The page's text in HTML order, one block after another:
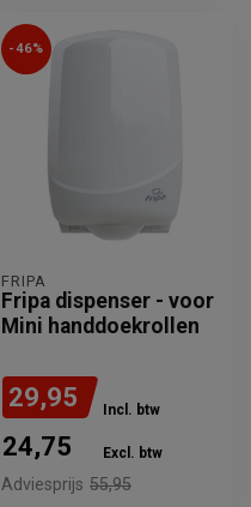
-46%
FRIPA
Fripa dispenser - voor
Mini handdoekrollen
29,95 Incl. btw
24,75 Excl. btw
Adviesprijs 55,95